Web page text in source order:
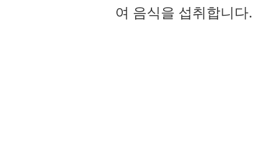
여 음식을 섭취합니다.